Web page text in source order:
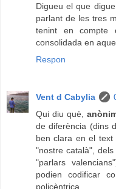
Digueu el que
parlant de les tres
tenint en compte
consolidada en
Respon
Vent d Cabylia
Qui diu què,
de diferència (dins
ben clara en el
"nostre català",
"parlars
podien codificar
policèntrica.